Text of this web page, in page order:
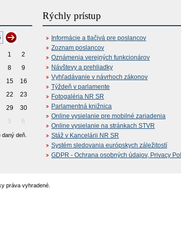
1
2
8
9
15
16
22
23
29
30
5 6
deň.
Rýchly prístup
Informácie a tlačivá pre poslancov
Zoznam poslancov
Oznámenia verejných funkcionárov
Návštevy a prehliadky
Vyhľadávanie v návrhoch zákonov
Týždeň v parlamente
Fotogaléria NR SR
Parlamentná knižnica
Online vysielanie pre mobilné zariadenia
Online vysielanie na stránkach STVR
Stáž v Kancelárii NR SR
Systém sledovania európskych záležitostí
GDPR - Ochrana osobných údajov, Privacy
práva vyhradené.